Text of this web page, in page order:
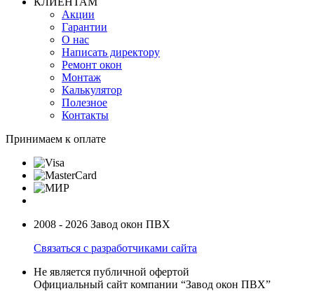
Акции
Гарантии
О нас
Написать директору
Ремонт окон
Монтаж
Калькулятор
Полезное
Контакты
Принимаем к оплате
2008 - 2026 Завод окон ПВХ
Связаться с разработчиками сайта
Не является публичной офертой
Официальный сайт компании “Завод окон ПВХ”